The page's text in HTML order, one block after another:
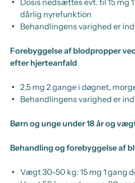
Dosis nedsættes evt. til 15 mg
dårlig nyrefunktion
Behandlingens varighed er
Forebyggelse af blodpropper
efter hjerteanfald
2,5 mg 2 gange i døgnet,
Behandlingens varighed er
Børn og unge under 18 år og
Behandling og forebyggelse af
Vægt 30-50 kg: 15 mg 1 gang